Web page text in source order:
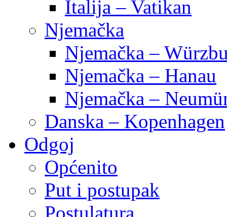
Italija – Vatikan
Njemačka
Njemačka –
Njemačka – Hanau
Njemačka –
Danska – Kopenhagen
Odgoj
Općenito
Put i postupak
Postulatura